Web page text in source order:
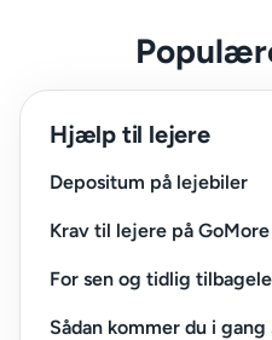
Hjælp til lejere
Depositum på lejebiler
Krav til lejere på GoMore
For sen og tidlig
Sådan kommer du i